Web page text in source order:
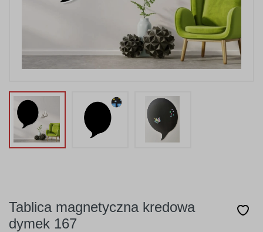
Tablica magnetyczna kredowa
dymek 167